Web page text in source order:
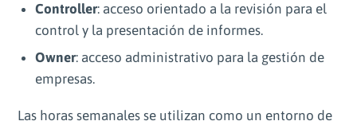
Controller: acceso orientado a la revisión para el
control y la presentación de informes.
Owner: acceso administrativo para la gestión de
empresas.
Las horas semanales se utilizan como un entorno de